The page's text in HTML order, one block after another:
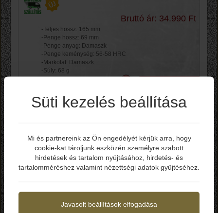
Bruttó ár: 34.990 Ft
-Teljes hossz: 165 mm
-Penge hossz: 69 mm
-Penge anyag: Damaszk
-Penge keménység: 56-58 HRC
-Markolat: Damaszk
-Súly: 68 g
Bruttó ár: 34.990 Ft
-Penge anyag: Damaszk
-Penge keménység: 56-58 HRC
Elmúltál már 18 éves?
Süti kezelés beállítása
Mi és partnereink az Ön engedélyét kérjük arra, hogy
cookie-kat tároljunk eszközén személyre szabott
hirdetések és tartalom nyújtásához, hirdetés- és
tartalomméréshez valamint nézettségi adatok gyűjtéséhez.
Javasolt beállítások elfogadása